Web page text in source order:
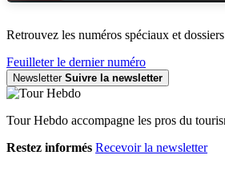
Retrouvez les numéros spéciaux et
Feuilleter le dernier numéro
Newsletter Suivre la newsletter
Tour Hebdo accompagne les pros du
Restez informés Recevoir la newsletter